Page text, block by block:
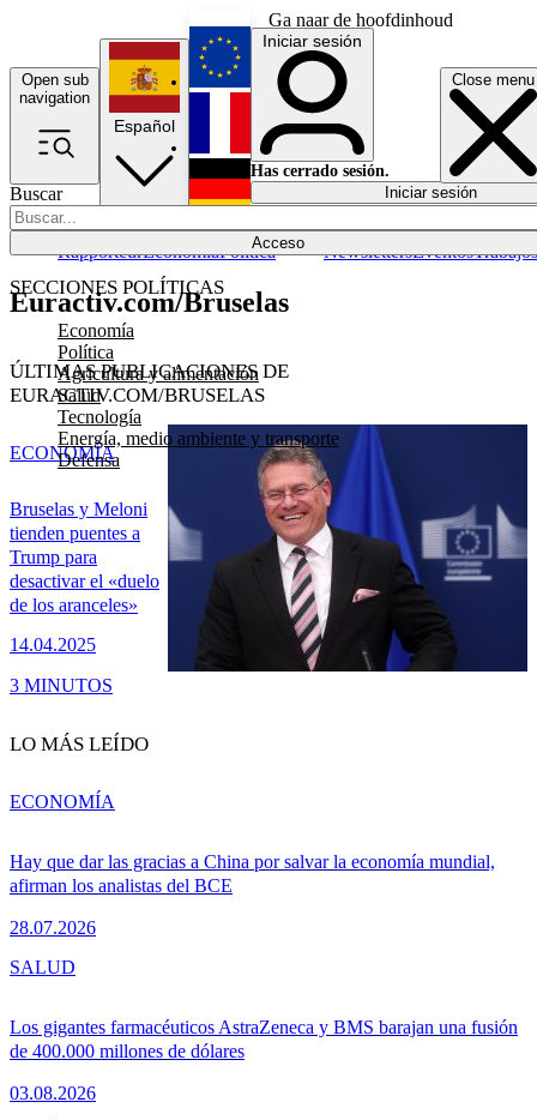
Ga naar de hoofdinhoud
Open sub
navigation
Close menu
Buscar
Acceso
SECCIONES POLÍTICAS
Economía
Política
Agricultura y alimentación
Salud
Tecnología
Energía, medio ambiente y transporte
Defensa
RapporteurEconomíaPolítica NewslettersEventosTrabajos
Español
English
Français
Iniciar sesión
Has cerrado sesión.
Iniciar sesión
Euractiv.com/Bruselas
ÚLTIMAS PUBLICACIONES DE
EURACTIV.COM/BRUSELAS
Bruselas y Meloni
tienden puentes a
Trump para
desactivar el «duelo
de los aranceles»
14.04.2025
ECONOMÍA
3 MINUTOS
LO MÁS LEÍDO
Hay que dar las gracias a China por salvar la economía mundial,
afirman los analistas del BCE
28.07.2026
ECONOMÍA
Los gigantes farmacéuticos AstraZeneca y BMS barajan una fusión
de 400.000 millones de dólares
03.08.2026
SALUD